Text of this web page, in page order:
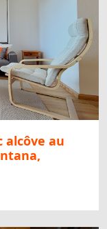
alcôve au